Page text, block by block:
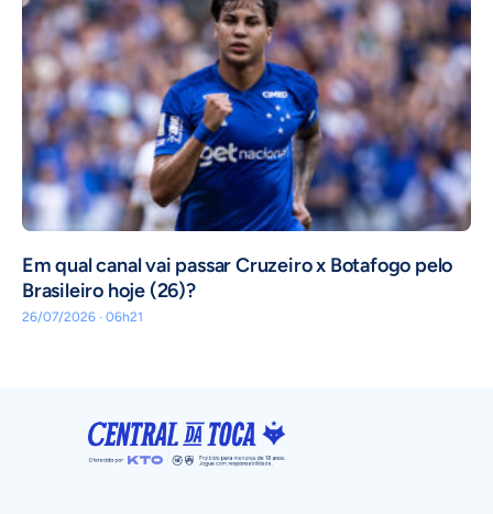
Em qual canal vai passar Cruzeiro x Botafogo pelo
Brasileiro hoje (26)?
26/07/2026 · 06h21